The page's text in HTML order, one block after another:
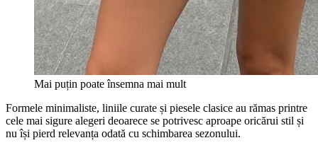
Mai puțin poate însemna mai mult
Formele minimaliste, liniile curate și piesele clasice au rămas printre
cele mai sigure alegeri deoarece se potrivesc aproape oricărui stil și
nu își pierd relevanța odată cu schimbarea sezonului.